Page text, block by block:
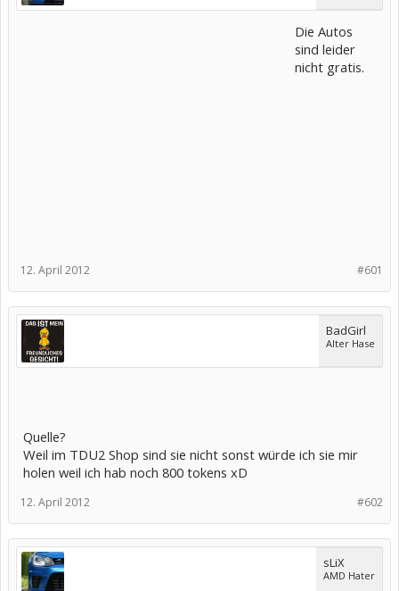
Die Autos
sind leider
nicht gratis.
#601
12. April 2012
BadGirl
Alter Hase
Quelle?
Weil im TDU2 Shop sind sie nicht sonst würde ich sie mir
holen weil ich hab noch 800 tokens xD
#602
12. April 2012
sLiX
AMD Hater